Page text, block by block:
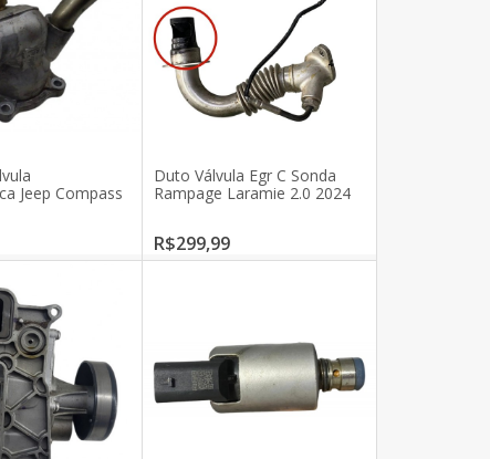
Jeep Compass
Duto Válvula Egr C Sonda
Rampage Laramie 2.0 2024
R$299,99